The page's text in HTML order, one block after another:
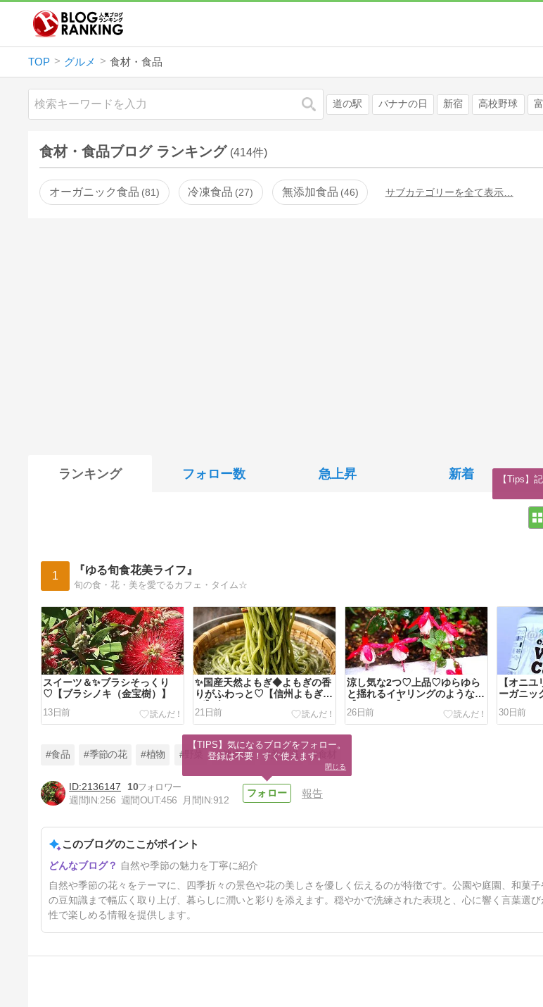
TOP グルメ 食材・食品
検索 道の駅 バナナの日 新宿 高校野球
食材・食品ブログ ランキング (414件)
オーガニック食品 81 冷凍食品 27 無添加食品 46 サブカテゴリーを全て表示…
ランキング フォロー数 急上昇 新着
1 『ゆる旬食花美ライフ』
旬の食・花・美を愛でるカフェ・タイム☆
スイーツ＆✨ブラシそっくり
♡【ブラシノキ（金宝樹）】
13日前
✨国産天然よもぎ◆よもぎの香
りがふわっと♡【信州よもぎそ
ば】◆
21日前
涼し気な2つ♡上品♡ゆらゆら
と揺れるイヤリングのような
【フクシア】✨
26日前
【オニ
ーガニッ
ンココナ
30日前
ベル】ライムグリーンから純白
に♡
46日前
#食品 #季節の花 #植物 #野菜 #健康美 #美意識 #食材
2136147
10
週間IN:256 週間OUT:456 月間IN:912
報告
このブログのここがポイント
自然や季節の魅力を丁寧に紹介
自然や季節の花々をテーマに、四季折々の景色や花の美しさを優しく伝えるのが特徴です。公園や庭園、和菓
の豆知識まで幅広く取り上げ、暮らしに潤いと彩りを添えます。穏やかで洗練された表現と、心に響く言葉選
性で楽しめる情報を提供します。
【TIPS】気になるブログをフォロー。
登録は不要！すぐ使えます。
閉じる
【Tips】